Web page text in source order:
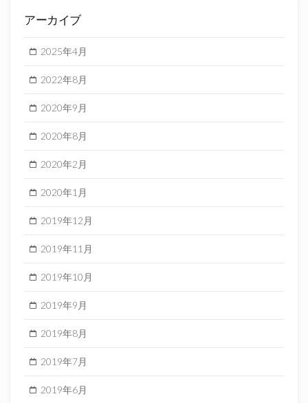
アーカイブ
2025年4月
2022年8月
2020年9月
2020年8月
2020年2月
2020年1月
2019年12月
2019年11月
2019年10月
2019年9月
2019年8月
2019年7月
2019年6月